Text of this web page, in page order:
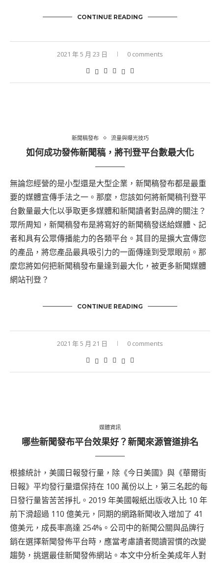
CONTINUE READING
2021 年 5 月 23 日 0 comments
新聞稿發布 流量與曝光技巧
如何成功發佈新聞稿，將刊登平台數最大化
無論您經營的是小型還是大型企業，新聞稿發布都是最重
要的媒體宣傳手法之一。那麼，您該如何將新聞稿刊登平
台數量最大化以爭取更多媒體和新聞讀者對品牌的關注？
眾所周知，新聞稿發布是將寫好的新聞稿發送給媒體、記
者和具有公眾傳播能力的各類平台。其目的是擴大宣傳您
的產品，將您產品最具吸引力的一面傳達到受眾眼前。那
麼您將如何把新聞稿發布量達到最大化，被更多新聞媒體
網站刊登？
CONTINUE READING
2021 年 5 月 21 日 0 comments
媒體資訊
哪些新聞發布平台效果好？新聞來源管道排名
根據統計，美國日報發行量，除《今日美國》與《華爾街
日報》平均發行量還保持在 100 萬份以上，第三名起的每
日發行量皆苦苦掙扎。2019 年美國報紙出版收入比 10 年
前下滑超過 110 億美元，同期的網路新聞收入增加了 41
億美元，成長率高達 254%。公司中的新聞公關與品牌行
銷在選擇新聞發佈平台時，應當考慮讀者閱讀習慣的改變
趨勢，挑選最佳新聞發佈網站。本文中分析全美成年人對